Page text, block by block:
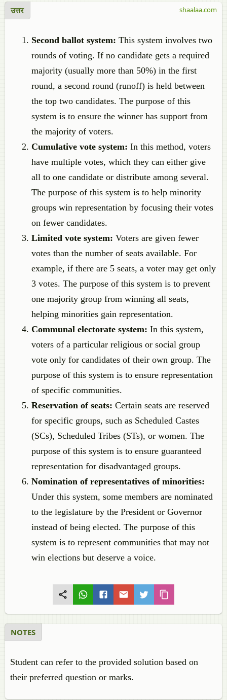
उत्तर
Second ballot system: This system involves two
rounds of voting. If no candidate gets a required
majority (usually more than 50%) in the first
round, a second round (runoff) is held between
the top two candidates. The purpose of this
system is to ensure the winner has support from
the majority of voters.
Cumulative vote system: In this method, voters
have multiple votes, which they can either give
all to one candidate or distribute among several.
The purpose of this system is to help minority
groups win representation by focusing their votes
on fewer candidates.
Limited vote system: Voters are given fewer
votes than the number of seats available. For
example, if there are 5 seats, a voter may get only
3 votes. The purpose of this system is to prevent
one majority group from winning all seats,
helping minorities gain representation.
Communal electorate system: In this system,
voters of a particular religious or social group
vote only for candidates of their own group. The
purpose of this system is to ensure representation
of specific communities.
Reservation of seats: Certain seats are reserved
for specific groups, such as Scheduled Castes
(SCs), Scheduled Tribes (STs), or women. The
purpose of this system is to ensure guaranteed
representation for disadvantaged groups.
Nomination of representatives of minorities:
Under this system, some members are nominated
to the legislature by the President or Governor
instead of being elected. The purpose of this
system is to represent communities that may not
win elections but deserve a voice.
shaalaa.com
NOTES
Student can refer to the provided solution based on
their preferred question or marks.